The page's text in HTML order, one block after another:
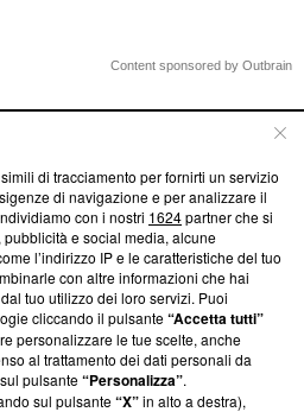
Content sponsored by Outbrain
del
4 agosto con
delle
1°Capricorno,
giù
L'oroscopo dei colpi
di fortuna dal 7 al 17
agosto: Bilancia,
batticuore in arrivo
di tracciamento per fornirti un servizio
di navigazione e per analizzare il
con i nostri 1624partner che si
e social media, alcune
l’indirizzo IP e le caratteristiche del tuo
con altre informazioni che hai
tuo utilizzo dei loro servizi. Puoi
cliccando il pulsante“Accetta tutti”
personalizzare le tue scelte, anche
al trattamento dei dati personali da
pulsante“Personalizza”.
sul pulsante“X”in alto a destra),